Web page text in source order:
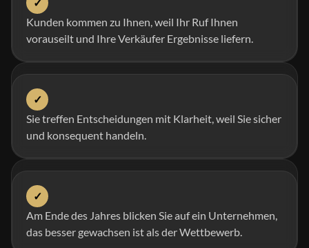
Kunden kommen zu Ihnen, weil Ihr Ruf Ihnen
vorauseilt und Ihre Verkäufer Ergebnisse liefern.
✓
Sie treffen Entscheidungen mit Klarheit, weil Sie sicher
und konsequent handeln.
✓
Am Ende des Jahres blicken Sie auf ein Unternehmen,
das besser gewachsen ist als der Wettbewerb.